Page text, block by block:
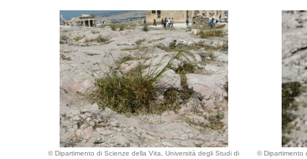
© Dipartimento di Scienze della Vita, Università degli Studi di
© Dipartimento